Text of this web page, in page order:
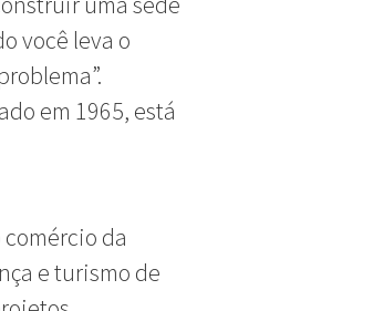
você leva o
em 1965, está
da
e turismo de